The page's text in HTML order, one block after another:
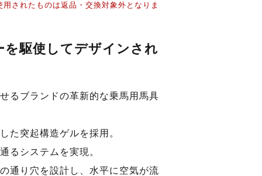
されたものは返品・交換対象外となりま
駆使してデザインされ
るブランドの革新的な乗馬用馬具
た突起構造ゲルを採用。
るシステムを実現。
通り穴を設計し、水平に空気が流